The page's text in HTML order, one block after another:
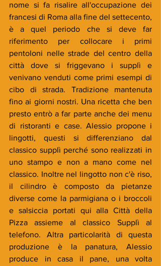
nome si fa risalire all'occupazione dei
francesi di Roma alla fine del settecento,
è a quel periodo che si deve far
riferimento per collocare i primi
pentoloni nelle strade del centro della
città dove si friggevano i supplì e
venivano venduti come primi esempi di
cibo di strada. Tradizione mantenuta
fino ai giorni nostri. Una ricetta che ben
presto entrò a far parte anche dei menu
di ristoranti e case. Alessio propone i
lingotti, questi si differenziano dal
classico supplì perché sono realizzati in
uno stampo e non a mano come nel
classico. Inoltre nel lingotto non c'è riso,
il cilindro è composto da pietanze
diverse come la parmigiana o i broccoli
e salsiccia portati qui alla Città della
Pizza assieme al classico Supplì al
telefono. Altra particolarità di questa
produzione è la panatura, Alessio
produce in casa il pane, una volta